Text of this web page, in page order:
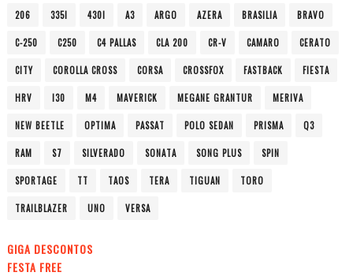
206 335I 430I A3 ARGO AZERA BRASILIA BRAVO
C-250 C250 C4 PALLAS CLA 200 CR-V CAMARO CERATO
CITY COROLLA CROSS CORSA CROSSFOX FASTBACK FIESTA
HRV I30 M4 MAVERICK MEGANE GRANTUR MERIVA
NEW BEETLE OPTIMA PASSAT POLO SEDAN PRISMA Q3
RAM S7 SILVERADO SONATA SONG PLUS SPIN
SPORTAGE TT TAOS TERA TIGUAN TORO
TRAILBLAZER UNO VERSA
GIGA DESCONTOS
FESTA FREE